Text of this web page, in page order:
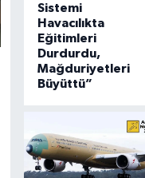
Sistemi
Havacılıkta
Eğitimleri
Durdurdu,
Mağduriyetleri
Büyüttü”